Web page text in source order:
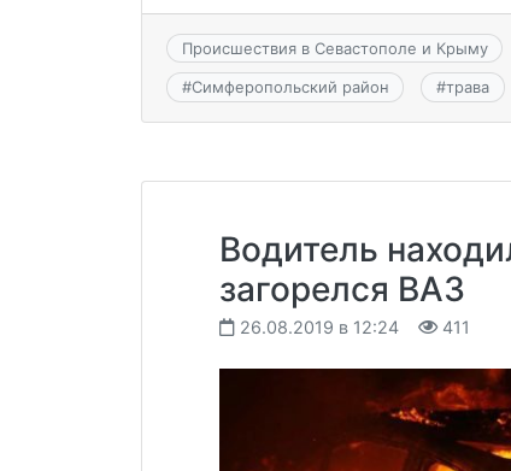
Происшествия в Севастополе и Крыму
#Симферопольский район #трава
Водитель
загорелся ВАЗ
26.08.2019 в 12:24 411